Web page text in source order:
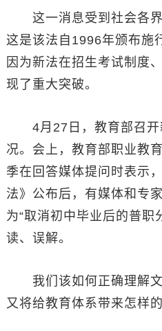
这一消息受到社会各界
这是该法自1996年颁布施
因为新法在招生考试制度
现了重大突破。
4月27日，教育部召开
况。会上，教育部职业教
季在回答媒体提问时表示
法》公布后，有媒体和专
为“取消初中毕业后的普职
读、误解。
我们该如何正确理解文
又将给教育体系带来怎样的